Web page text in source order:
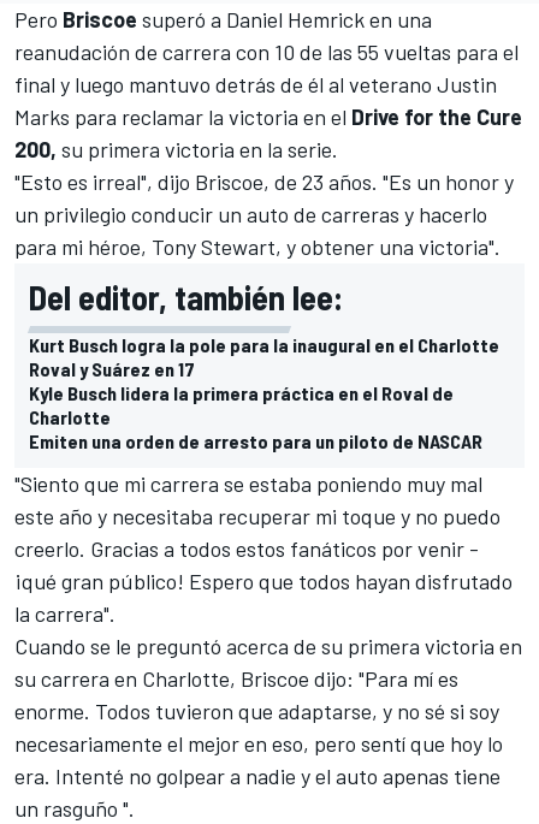
Pero Briscoe superó a Daniel Hemricken una
reanudación de carrera con 10 de las 55 vueltas para el
final y luego mantuvo detrás de él al veterano Justin
Marks para reclamar la victoria en el Drive for the Cure
200, su primera victoria en la serie.
"Esto es irreal", dijo Briscoe, de 23 años. "Es un honor y
un privilegio conducir un auto de carreras y hacerlo
para mi héroe, Tony Stewart, y obtener una victoria".
Del editor, también lee:
Kurt Busch logra la pole para la inaugural en el Charlotte
Roval y Suárez en 17
Kyle Busch lidera la primera práctica en el Roval de
Charlotte
Emiten una orden de arresto para un piloto de NASCAR
"Siento que mi carrera se estaba poniendo muy mal
este año y necesitaba recuperar mi toque y no puedo
creerlo. Gracias a todos estos fanáticos por venir -
¡qué gran público! Espero que todos hayan disfrutado
la carrera".
Cuando se le preguntó acerca de su primera victoria en
su carrera en Charlotte, Briscoe dijo: "Para mí es
enorme. Todos tuvieron que adaptarse, y no sé si soy
necesariamente el mejor en eso, pero sentí que hoy lo
era. Intenté no golpear a nadie y el auto apenas tiene
un rasguño ".